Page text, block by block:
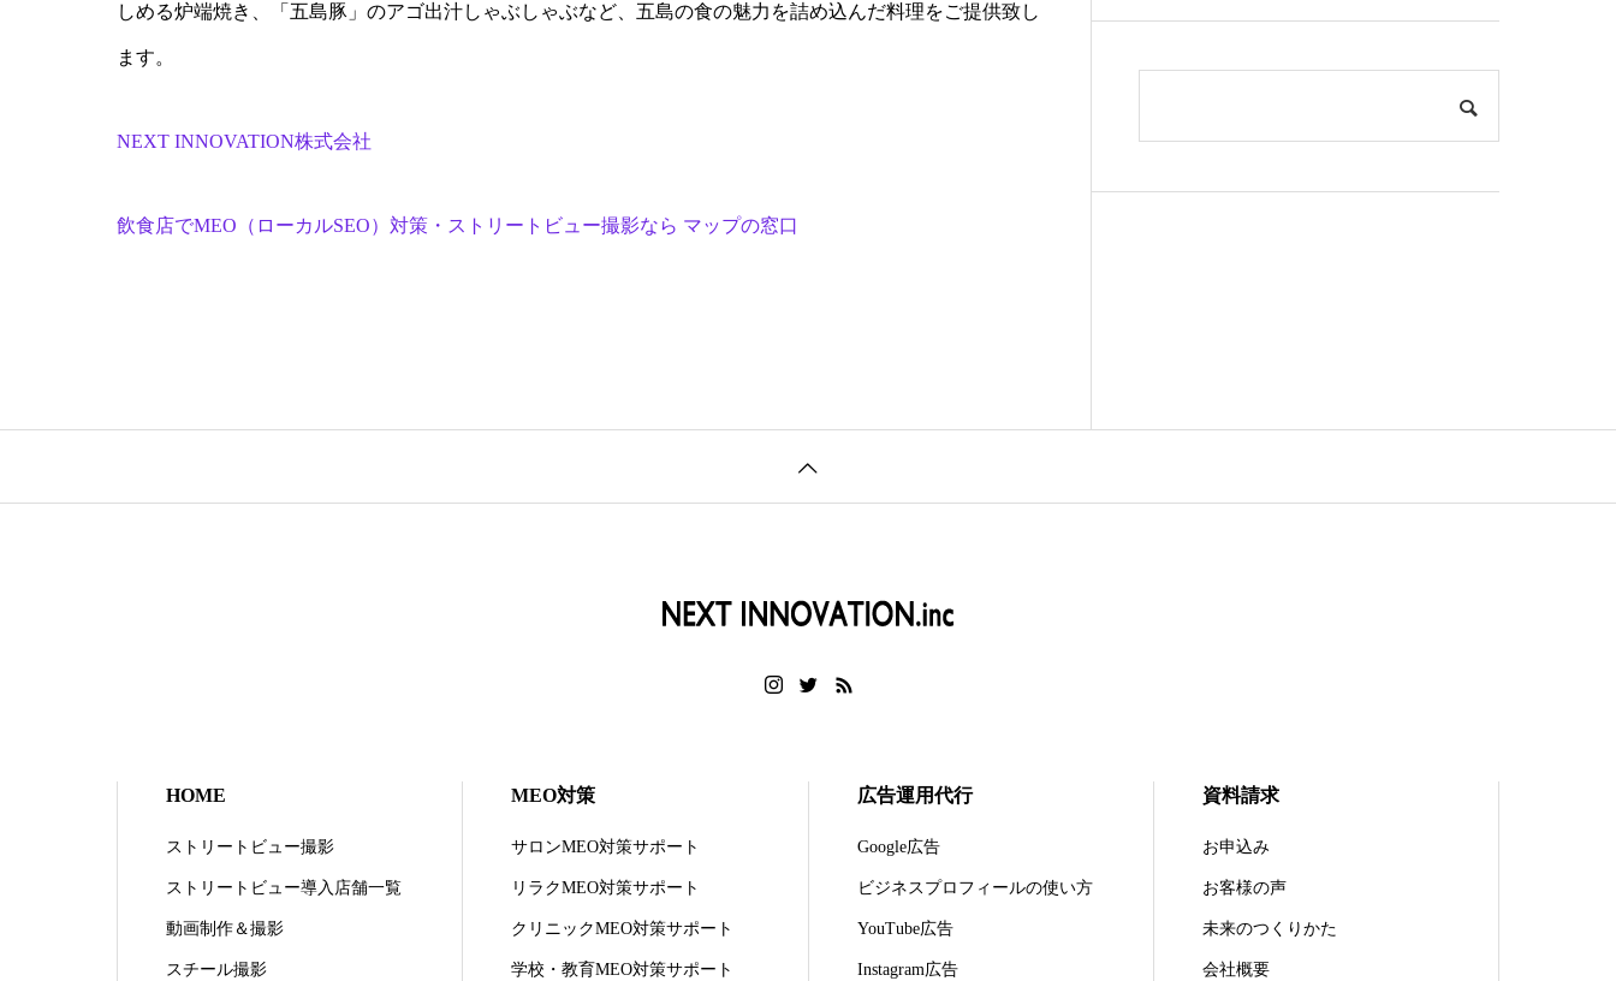
しめる炉端焼き、「五島豚」のアゴ出汁しゃぶしゃぶなど、五島の食の魅力を詰め込んだ料理をご提供致し
ます。
NEXT INNOVATION株式会社
飲食店でMEO（ローカルSEO）対策・ストリートビュー撮影なら マップの窓口
HOME
ストリートビュー撮影
ストリートビュー導入店舗一覧
動画制作＆撮影
スチール撮影
MEO対策
サロンMEO対策サポート
リラクMEO対策サポート
クリニックMEO対策サポート
学校・教育MEO対策サポート
広告運用代行
Google広告
ビジネスプロフィールの使い方
YouTube広告
Instagram広告
資料請求
お申込み
お客様の声
未来のつくりかた
会社概要